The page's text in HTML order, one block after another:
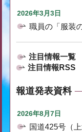
2026年3月3日
職員の「服装
注目情報一覧
注目情報RSS
報道発表資料
2026年8月7日
国道425号（